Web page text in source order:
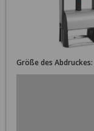
Größe des Abdruckes: